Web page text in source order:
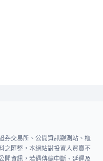
券交易所、公開資訊觀測站、櫃
之匯整，本網站對投資人買賣不
開資訊，若遇傳輸中斷、延遲及